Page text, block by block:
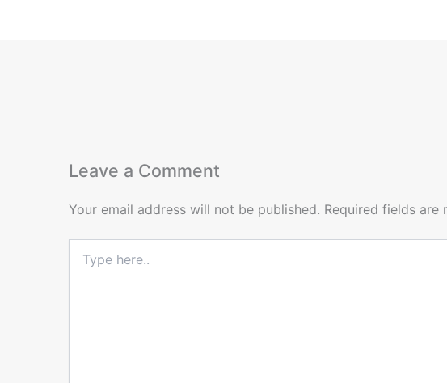
Leave a Comment
Your email address will not be published. Required fields are
here..